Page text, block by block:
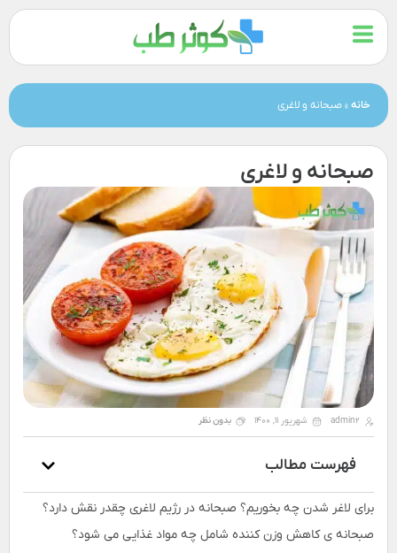
خانه»صبحانه و لاغری
صبحانه و لاغری
admin2 شهریور 11, 1400 بدون نظر
فهرست مطالب
برای لاغر شدن چه بخوریم؟ صبحانه در رژیم لاغری چقدر نقش دارد؟
صبحانه ی کاهش وزن کننده شامل چه مواد غذایی می شود؟